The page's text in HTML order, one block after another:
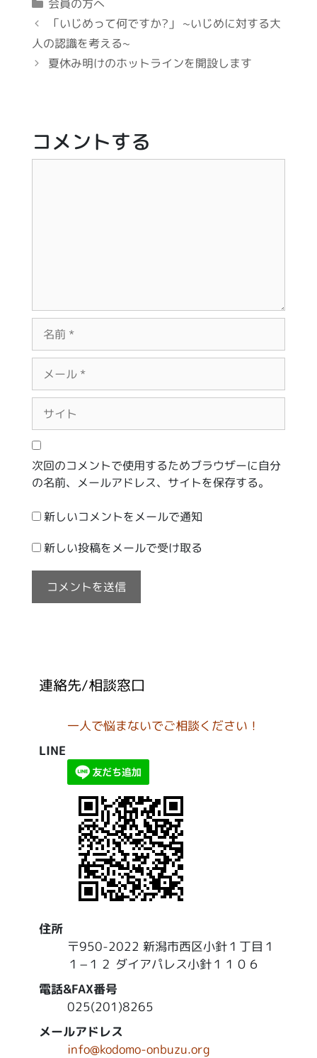
テ
ゴ
リ
ー
会員の方へ
投
稿
ョ
ン
「いじめって何ですか?」 ~いじめに対する大
人の認識を考える~
夏休み明けのホットラインを開設します
コメントする
ル
ト
次回のコメントで使用するためブラウザーに自分
の名前、メールアドレス、サイトを保存する。
新しいコメントをメールで通知
新しい投稿をメールで受け取る
連絡先/相談窓口
一人で悩まないでご相談ください！
LINE
住所
〒950-2022 新潟市西区小針１丁目１
１−１２ ダイアパレス小針１１０６
電話&FAX番号
025(201)8265
メールアドレス
info@kodomo-onbuzu.org